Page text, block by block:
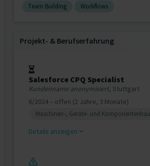
Team Building
Workflows
Projekt‐ & Berufserfahrung
Salesforce CPQ Specialist
Kundenname anonymisiert, Stuttgart
6/2024 – offen (2 Jahre, 3 Monate)
Maschinen-, Geräte- und Komponentenbau
Details anzeigen